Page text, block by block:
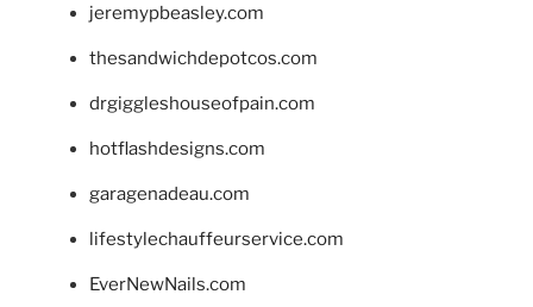
jeremypbeasley.com
thesandwichdepotcos.com
drgiggleshouseofpain.com
hotflashdesigns.com
garagenadeau.com
lifestylechauffeurservice.com
EverNewNails.com